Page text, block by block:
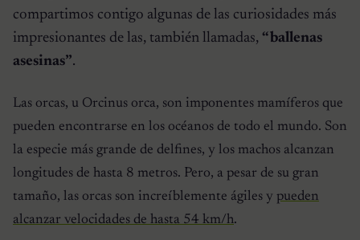
compartimos contigo algunas de las curiosidades más
impresionantes de las, también llamadas, “ballenas
asesinas”.
Las orcas, u Orcinus orca, son imponentes mamíferos que
pueden encontrarse en los océanos de todo el mundo. Son
la especie más grande de delfines, y los machos alcanzan
longitudes de hasta 8 metros. Pero, a pesar de su gran
tamaño, las orcas son increíblemente ágiles y pueden
alcanzar velocidades de hasta 54 km/h.